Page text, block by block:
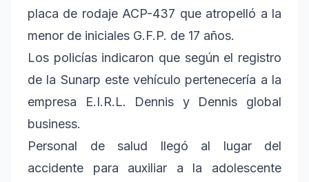
placa de rodaje ACP-437 que atropelló a la
menor de iniciales G.F.P. de 17 años.
Los policías indicaron que según el registro
de la Sunarp este vehículo pertenecería a la
empresa E.I.R.L. Dennis y Dennis global
business.
Personal de salud llegó al lugar del
accidente para auxiliar a la adolescente